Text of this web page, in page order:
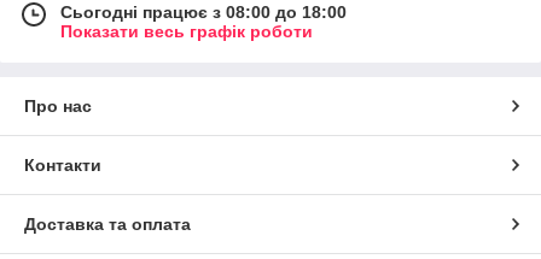
Сьогодні працює з 08:00 до 18:00
Показати весь графік роботи
Про нас
Контакти
Доставка та оплата